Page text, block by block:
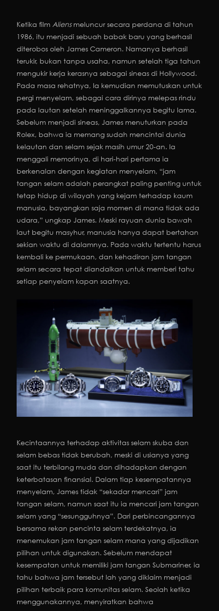
Ketika film Aliensmeluncur secara perdana di tahun
1986, itu menjadi sebuah babak baru yang berhasil
diterobos oleh James Cameron. Namanya berhasil
terukir, bukan tanpa usaha, namun setelah tiga tahun
mengukir kerja kerasnya sebagai sineas di Hollywood.
Pada masa rehatnya, Ia kemudian memutuskan untuk
pergi menyelam, sebagai cara dirinya melepas rindu
pada lautan setelah meninggalkannya begitu lama.
Sebelum menjadi sineas, James menuturkan pada
Rolex, bahwa ia memang sudah mencintai dunia
kelautan dan selam sejak masih umur 20-an. Ia
menggali memorinya, di hari-hari pertama ia
berkenalan dengan kegiatan menyelam, “jam
tangan selam adalah perangkat paling penting untuk
tetap hidup di wilayah yang kejam terhadap kaum
manusia, bayangkan saja momen di mana tidak ada
udara,” ungkap James. Meski rayuan dunia bawah
laut begitu masyhur, manusia hanya dapat bertahan
sekian waktu di dalamnya. Pada waktu tertentu harus
kembali ke permukaan, dan kehadiran jam tangan
selam secara tepat diandalkan untuk memberi tahu
setiap penyelam kapan saatnya.
Kecintaannya terhadap aktivitas selam skuba dan
selam bebas tidak berubah, meski di usianya yang
saat itu terbilang muda dan dihadapkan dengan
keterbatasan finansial. Dalam tiap kesempatannya
menyelam, James tidak “sekadar mencari” jam
tangan selam, namun saat itu ia mencari jam tangan
selam yang “sesungguhnya”. Dari perbincangannya
bersama rekan pencinta selam terdekatnya, ia
menemukan jam tangan selam mana yang dijadikan
pilihan untuk digunakan. Sebelum mendapat
kesempatan untuk memiliki jam tangan Submariner, ia
tahu bahwa jam tersebut lah yang diklaim menjadi
pilihan terbaik para komunitas selam. Seolah ketika
menggunakannya, menyiratkan bahwa